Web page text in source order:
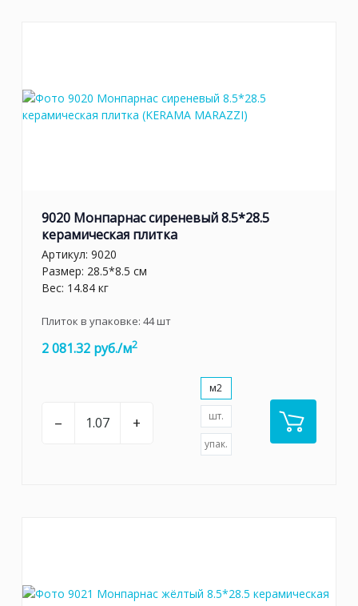
9020 Монпарнас сиреневый 8.5*28.5
керамическая плитка
Артикул: 9020
Размер: 28.5*8.5 см
Вес: 14.84 кг
Плиток в упаковке: 44шт
2 081.32 руб./м2
– +
м2
шт.
упак.